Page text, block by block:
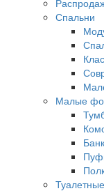
Спальни
Малые